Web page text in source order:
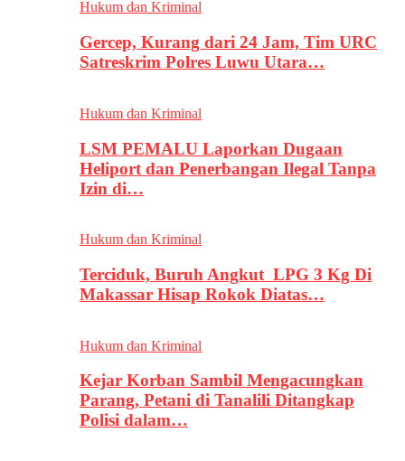
Hukum dan Kriminal
Gercep, Kurang dari 24 Jam, Tim URC
Satreskrim Polres Luwu Utara…
Hukum dan Kriminal
LSM PEMALU Laporkan Dugaan
Heliport dan Penerbangan Ilegal Tanpa
Izin di…
Hukum dan Kriminal
Terciduk, Buruh Angkut LPG 3 Kg Di
Makassar Hisap Rokok Diatas…
Hukum dan Kriminal
Kejar Korban Sambil Mengacungkan
Parang, Petani di Tanalili Ditangkap
Polisi dalam…